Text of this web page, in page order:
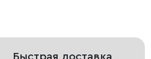
Быстрая доставка